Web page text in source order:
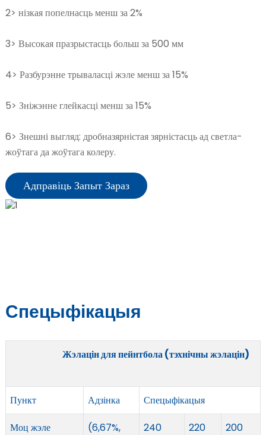
2> нізкая попелнасць менш за 2%
3> Высокая празрыстасць больш за 500 мм
4> Разбурэнне трываласці жэле менш за 15%
5> Зніжэнне глейкасці менш за 15%
6> Знешні выгляд: дробназярністая зярністасць ад светла-
жоўтага да жоўтага колеру.
Адправіць Запыт Зараз
Спецыфікацыя
Жэлацін для пейнтбола (тэхнічны жэлацін)
Пункт Адзінка
Спецыфікацыя
Моц жэле
(6,67%,
240 220 200